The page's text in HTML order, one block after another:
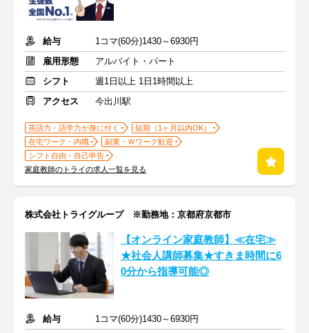
給与
1コマ(60分)1430～6930円
雇用形態
アルバイト・パート
シフト
週1日以上 1日1時間以上
アクセス
今出川駅
英語力・語学力が身に付く
短期（1ヶ月以内OK）
在宅ワーク・内職
副業・Ｗワーク歓迎
シフト自由・自己申告
家庭教師のトライの求人一覧を見る
株式会社トライグループ ※勤務地：京都府京都市
【オンライン家庭教師】≪在宅≫
★社会人講師募集★すきま時間に6
0分から指導可能◎
給与
1コマ(60分)1430～6930円